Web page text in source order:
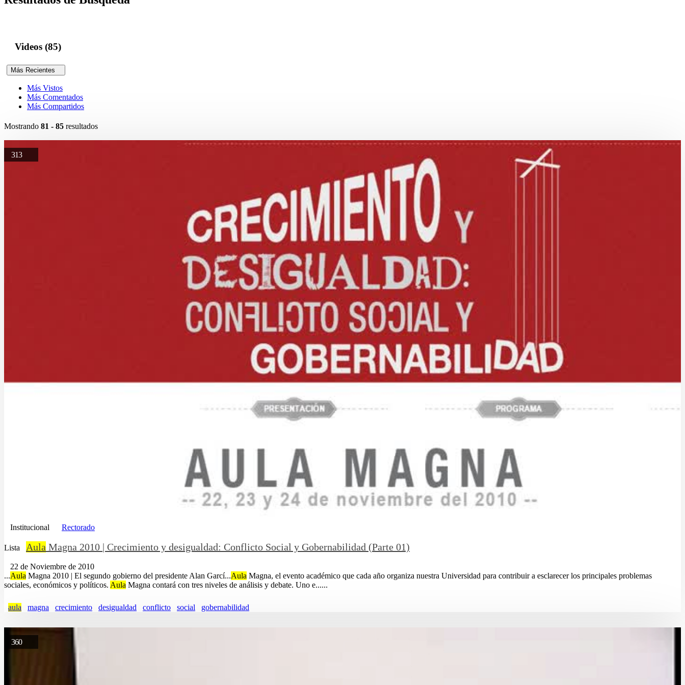
Videos (85)
Más Recientes
Más Vistos
Más Comentados
Más Compartidos
Mostrando 81 - 85 resultados
313
Institucional Rectorado
Lista Aula Magna 2010 | Crecimiento y desigualdad: Conflicto Social y Gobernabilidad (Parte 01)
22 de Noviembre de 2010
...Aula Magna 2010 | El segundo gobierno del presidente Alan Garcí...Aula Magna, el evento académico que cada año organiza nuestra Universidad para contribuir a esclarecer los principales problemas
sociales, económicos y políticos. Aula Magna contará con tres niveles de análisis y debate. Uno e......
aula magna crecimiento desigualdad conflicto social gobernabilidad
360